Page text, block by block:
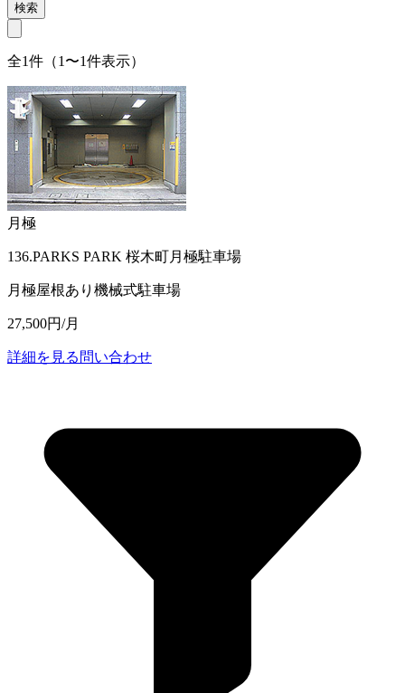
検索
全1件（1〜1件表示）
月極
136.PARKS PARK 桜木町月極駐車場
月極屋根あり機械式駐車場
27,500円/月
詳細を見る 問い合わせ